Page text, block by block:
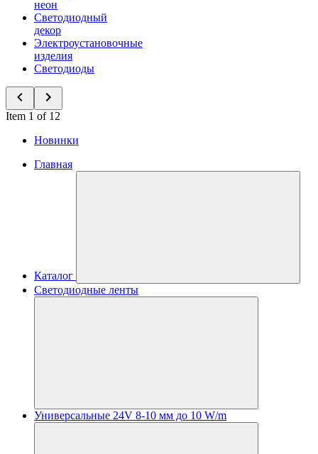
неон
Светодиодный
декор
Электроустановочные
изделия
Светодиоды
Item 1 of 12
Новинки
Главная
Каталог
Светодиодные ленты
Универсальные 24V 8-10 мм до 10 W/m